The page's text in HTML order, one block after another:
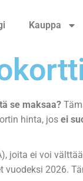
Kauppa
se maksaa?
hinta, jos ei
joita ei voi
2026.